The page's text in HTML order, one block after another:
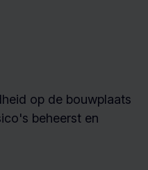
op de bouwplaats
beheerst en